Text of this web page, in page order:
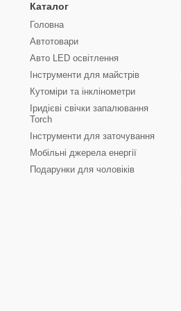
Каталог
Головна
Автотовари
Авто LED освітлення
Інструменти для майстрів
Кутоміри та інклінометри
Іридієві свічки запалювання
Torch
Інструменти для заточування
Мобільні джерела енергії
Подарунки для чоловіків